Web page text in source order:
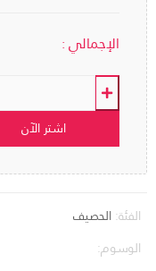
الإجمالي :
اشتر الآن
الفئة:الحصيف
الوسوم: